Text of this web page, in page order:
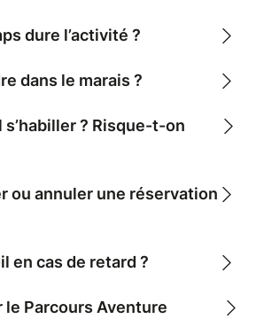
dure l’activité ?
dans le marais ?
? Risque-t-on
ou annuler une réservation
en cas de retard ?
Parcours Aventure